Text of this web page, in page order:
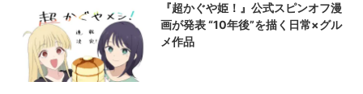
『超かぐや姫！』公式スピンオフ漫
画が発表 “10年後”を描く日常×グル
メ作品